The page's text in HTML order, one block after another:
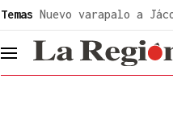
Temas Nuevo varapalo a
header.menu.open